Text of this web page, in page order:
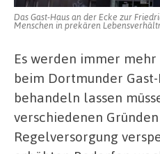
Das Gast-Haus an der Ecke zur
Menschen in prekären
Es werden immer
beim Dortmunder
behandeln lassen
verschiedenen
Regelversorgung